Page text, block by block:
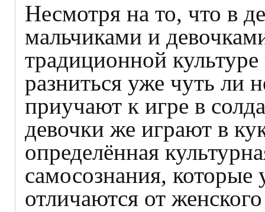
Несмотря на то, что в
мальчиками и
традиционной
разниться уже чуть ли
приучают к игре в
девочки же играют в
определённая
самосознания,
отличаются от